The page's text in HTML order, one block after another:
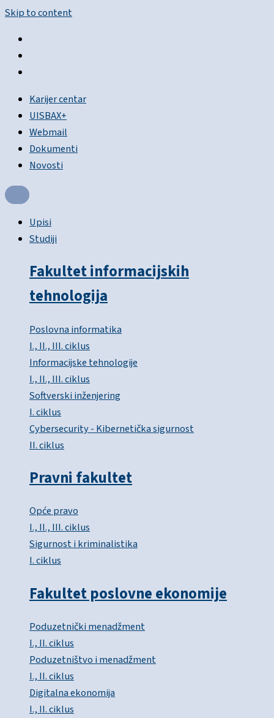
Skip to content
Karijer centar
UISBAX+
Webmail
Dokumenti
Novosti
Upisi
Studiji
Fakultet informacijskih
tehnologija
Poslovna informatika
I., II., III. ciklus
Informacijske tehnologije
I., II., III. ciklus
Softverski inženjering
I. ciklus
Cybersecurity - Kibernetička sigurnost
II. ciklus
Pravni fakultet
Opće pravo
I., II., III. ciklus
Sigurnost i kriminalistika
I. ciklus
Fakultet poslovne ekonomije
Poduzetnički menadžment
I., II. ciklus
Poduzetništvo i menadžment
I., II. ciklus
Digitalna ekonomija
I., II. ciklus